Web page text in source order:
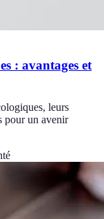
: avantages et
leurs
pour un avenir